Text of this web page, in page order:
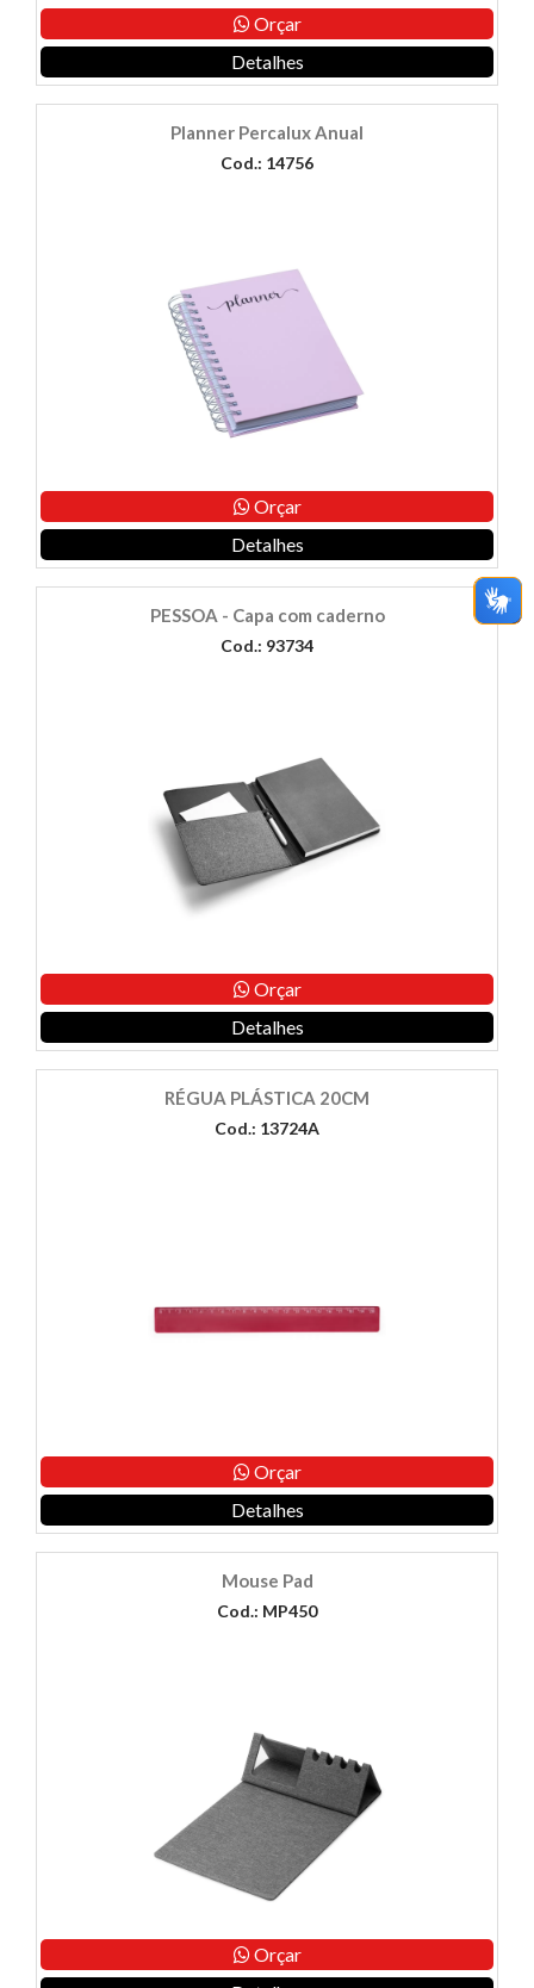
Orçar
Detalhes
Planner Percalux Anual
Cod.: 14756
Orçar
Detalhes
PESSOA - Capa com caderno
Cod.: 93734
Orçar
Detalhes
RÉGUA PLÁSTICA 20CM
Cod.: 13724A
Orçar
Detalhes
Mouse Pad
Cod.: MP450
Orçar